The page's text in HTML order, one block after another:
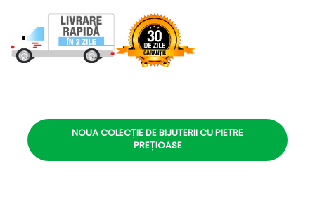
NOUA COLECȚIE DE BIJUTERII CU PIETRE
PREȚIOASE